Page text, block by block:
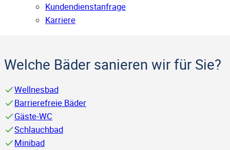
Kunden­dienst­anfrage
Karriere
Welche Bäder sanieren wir für Sie?
Wellnesbad
Barrierefreie Bäder
Gäste-WC
Schlauchbad
Minibad